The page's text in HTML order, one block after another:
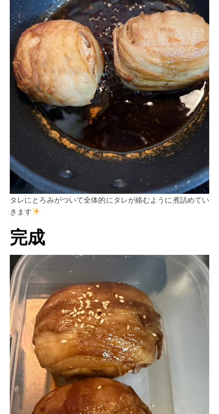
タレにとろみがついて全体的にタレが絡むように煮詰めてい
きます
完成